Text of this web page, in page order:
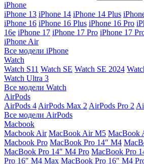
iPhone
iPhone 13 iPhone 14 iPhone 14 Plus
iPhone 16 iPhone 16 Plus iPhone 16 Pro
16e iPhone 17 iPhone 17 Pro iPhone 17
iPhone Air
Все модели iPhone
Watch
Watch S11 Watch SE Watch SE 2024
Watch Ultra 3
Все модели Watch
AirPods
AirPods 4 AirPods Max 2 AirPods Pro 2
Все модели AirPods
Macbook
Macbook Air MacBook Air M5 MacBook
Macbook Pro MacBook Pro 14″ M4
MacBook Pro 14″ M4 Pro MacBook Pro
Pro 16″ M4 Max MacBook Pro 16″ M4